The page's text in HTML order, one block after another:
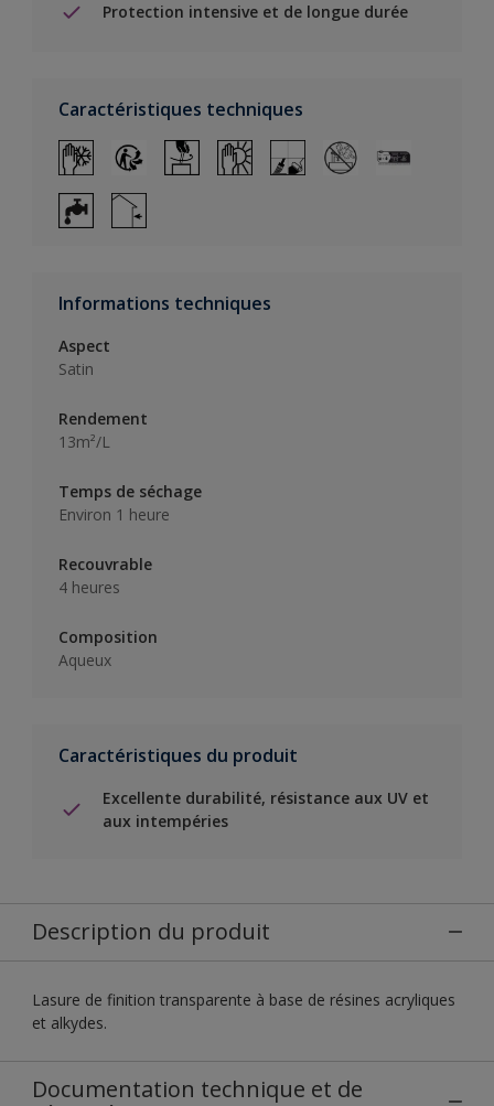
Protection intensive et de longue durée
Caractéristiques techniques
Informations techniques
Aspect
Satin
Rendement
13m²/L
Temps de séchage
Environ 1 heure
Recouvrable
4 heures
Composition
Aqueux
Caractéristiques du produit
Excellente durabilité, résistance aux UV et
aux intempéries
Description du produit
Lasure de finition transparente à base de résines acryliques
et alkydes.
Documentation technique et de